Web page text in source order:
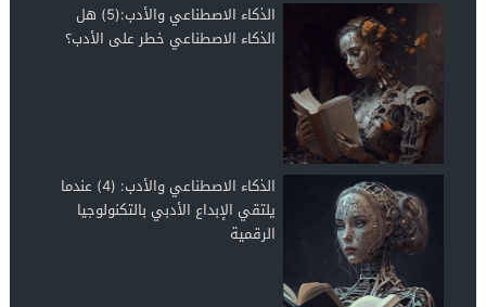
الذكاء الاصطناعي والأدب:(5) هل
الذكاء الاصطناعي خطر على الأدب؟
الذكاء الاصطناعي والأدب: (4) عندما
يلتقي الإبداع الأدبي بالتكنولوجيا
الرقمية